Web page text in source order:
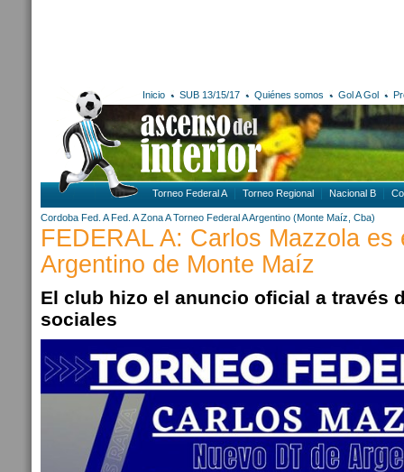
Inicio SUB 13/15/17 Quiénes somos Gol A Gol
Torneo Federal A Torneo Regional Nacional B
Cordoba Fed. A Fed. A Zona A Torneo Federal AArgentino (Monte Maíz, Cba)
FEDERAL A: Carlos Mazzola es
Argentino de Monte Maíz
El club hizo el anuncio oficial a través
sociales